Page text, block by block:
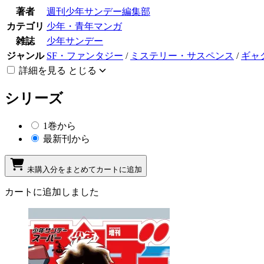
著者
週刊少年サンデー編集部
カテゴリ 少年・青年マンガ
雑誌
少年サンデー
ジャンル SF・ファンタジー / ミステリー・サスペンス / ギャ
詳細を見る とじる
シリーズ
1巻から
最新刊から
未購入分をまとめてカートに追加
カートに追加しました